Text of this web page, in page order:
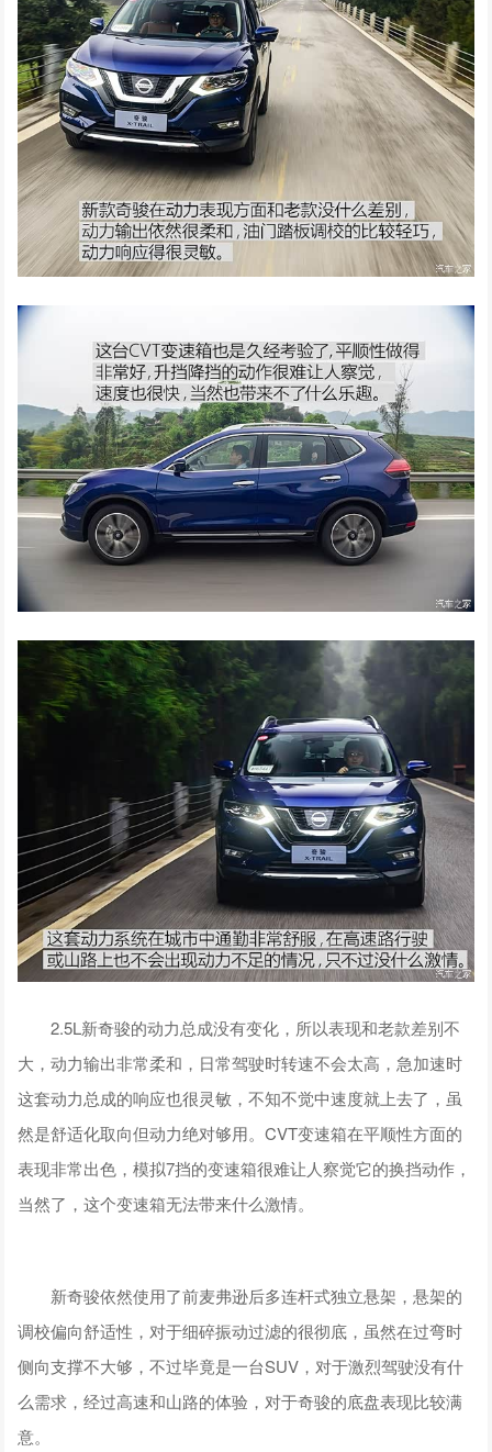
2.5L新奇骏的动力总成没有变化，所以表现和老款差别不
大，动力输出非常柔和，日常驾驶时转速不会太高，急加速时
这套动力总成的响应也很灵敏，不知不觉中速度就上去了，虽
然是舒适化取向但动力绝对够用。CVT变速箱在平顺性方面的
表现非常出色，模拟7挡的变速箱很难让人察觉它的换挡动作，
当然了，这个变速箱无法带来什么激情。
新奇骏依然使用了前麦弗逊后多连杆式独立悬架，悬架的
调校偏向舒适性，对于细碎振动过滤的很彻底，虽然在过弯时
侧向支撑不大够，不过毕竟是一台SUV，对于激烈驾驶没有什
么需求，经过高速和山路的体验，对于奇骏的底盘表现比较满
意。